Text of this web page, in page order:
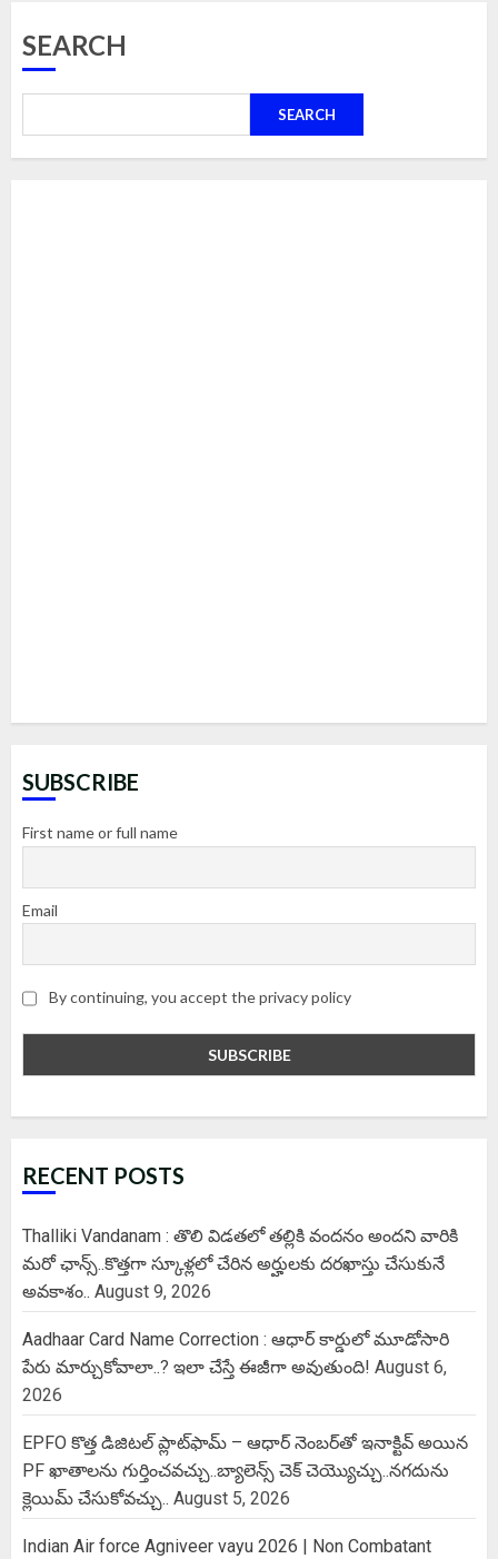
SEARCH
SEARCH
SUBSCRIBE
First name or full name
Email
By continuing, you accept the privacy policy
RECENT POSTS
Thalliki Vandanam : తొలి విడతలో తల్లికి వందనం అందని వారికి
మరో ఛాన్స్..కొత్తగా స్కూళ్లలో చేరిన అర్హులకు దరఖాస్తు చేసుకునే
అవకాశం.. August 9, 2026
Aadhaar Card Name Correction : ఆధార్ కార్డులో మూడోసారి
పేరు మార్చుకోవాలా..? ఇలా చేస్తే ఈజీగా అవుతుంది! August 6,
2026
EPFO కొత్త డిజిటల్ ప్లాట్‌ఫామ్‌ – ఆధార్ నెంబర్‌తో ఇనాక్టివ్ అయిన
PF ఖాతాలను గుర్తించవచ్చు..బ్యాలెన్స్ చెక్ చెయ్యొచ్చు..నగదును
క్లెయిమ్ చేసుకోవచ్చు.. August 5, 2026
Indian Air force Agniveer vayu 2026 | Non Combatant